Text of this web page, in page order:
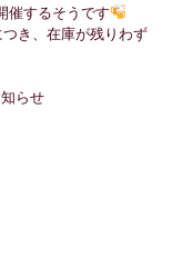
催するそうです
つき、在庫が残りわず
らせ